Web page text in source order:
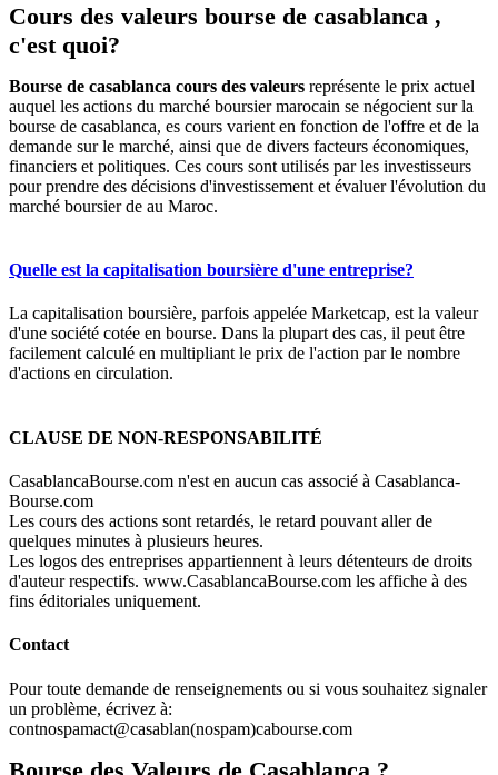
Cours des valeurs bourse de casablanca ,
c'est quoi?
Bourse de casablanca cours des valeurs représente le prix actuel
auquel les actions du marché boursier marocain se négocient sur la
bourse de casablanca, es cours varient en fonction de l'offre et de la
demande sur le marché, ainsi que de divers facteurs économiques,
financiers et politiques. Ces cours sont utilisés par les investisseurs
pour prendre des décisions d'investissement et évaluer l'évolution du
marché boursier de au Maroc.
Quelle est la capitalisation boursière d'une entreprise?
La capitalisation boursière, parfois appelée Marketcap, est la valeur
d'une société cotée en bourse. Dans la plupart des cas, il peut être
facilement calculé en multipliant le prix de l'action par le nombre
d'actions en circulation.
CLAUSE DE NON-RESPONSABILITÉ
CasablancaBourse.com n'est en aucun cas associé à Casablanca-
Bourse.com
Les cours des actions sont retardés, le retard pouvant aller de
quelques minutes à plusieurs heures.
Les logos des entreprises appartiennent à leurs détenteurs de droits
d'auteur respectifs. www.CasablancaBourse.com les affiche à des
fins éditoriales uniquement.
Contact
Pour toute demande de renseignements ou si vous souhaitez signaler
un problème, écrivez à:
contnospamact@casablan(nospam)cabourse.com
Bourse des Valeurs de Casablanca ?